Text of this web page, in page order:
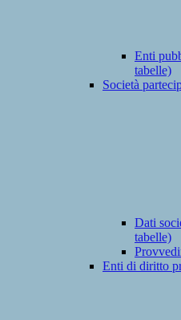
Enti
tabelle)
Società
Dati
tabelle)
Enti di diritto